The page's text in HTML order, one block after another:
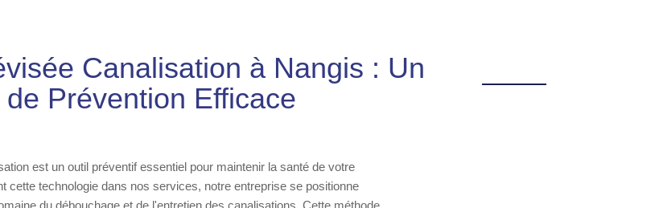
Canalisation à Nangis : Un
de Prévention Efficace
est un outil préventif essentiel pour maintenir la santé de votre
cette technologie dans nos services, notre entreprise se positionne
du débouchage et de l'entretien des canalisations. Cette méthode